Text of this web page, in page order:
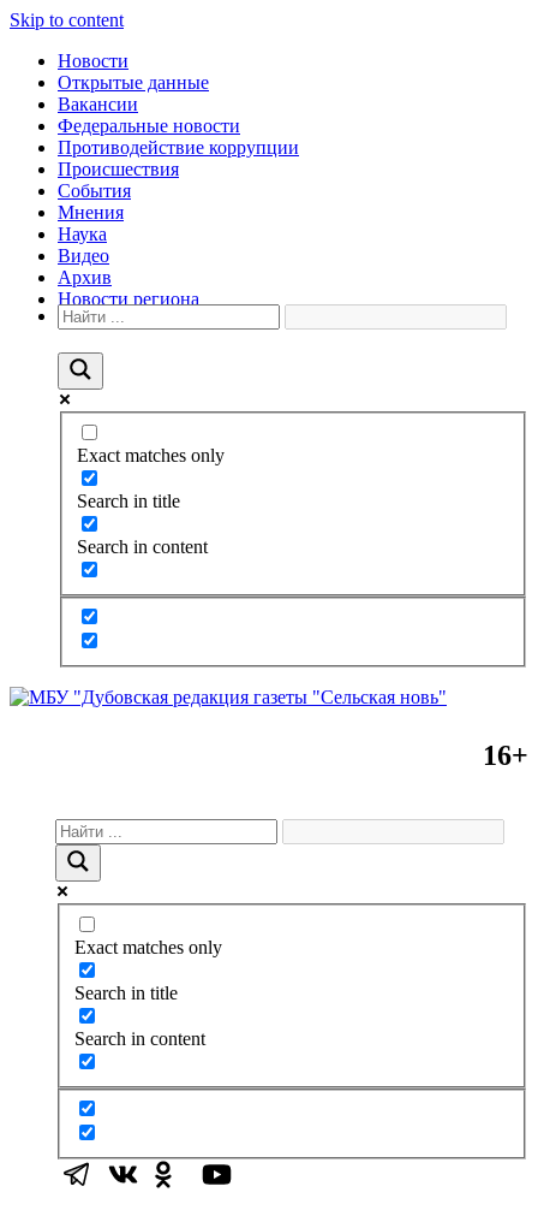
Skip to content
Новости
Открытые данные
Вакансии
Федеральные новости
Противодействие коррупции
Происшествия
События
Мнения
Наука
Видео
Архив
Новости региона
Exact matches only
Search in title
Search in content
16+
Exact matches only
Search in title
Search in content